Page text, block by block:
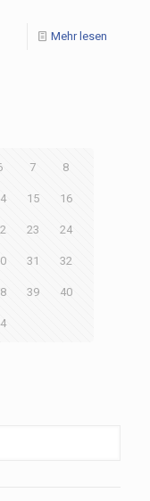
Mehr lesen
7 8
15 16
23 24
31 32
39 40